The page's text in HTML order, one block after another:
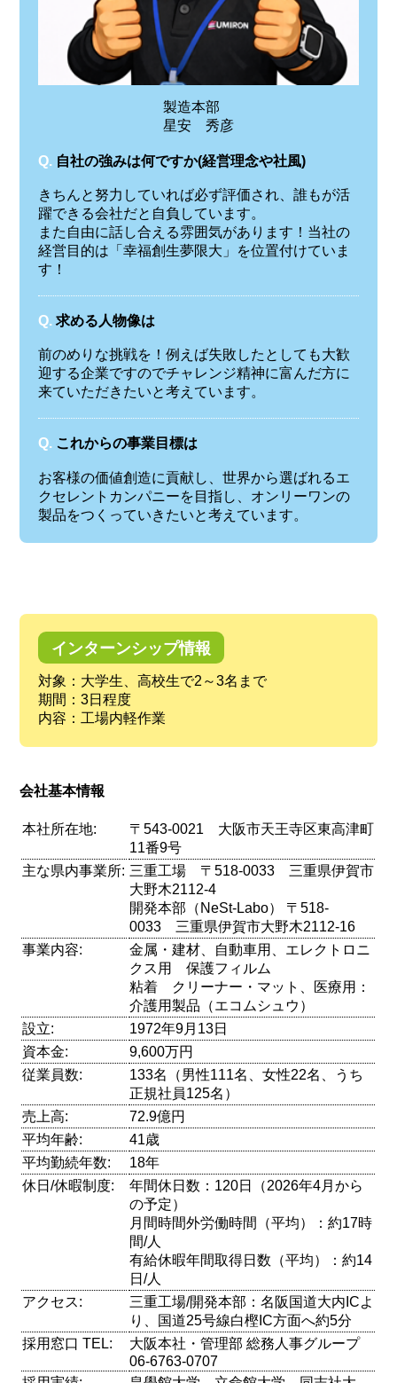
製造本部
星安 秀彦
Q. 自社の強みは何ですか(経営理念や社風)
きちんと努力していれば必ず評価され、誰もが活
躍できる会社だと自負しています。
また自由に話し合える雰囲気があります！当社の
経営目的は「幸福創生夢限大」を位置付けていま
す！
Q. 求める人物像は
前のめりな挑戦を！例えば失敗したとしても大歓
迎する企業ですのでチャレンジ精神に富んだ方に
来ていただきたいと考えています。
Q. これからの事業目標は
お客様の価値創造に貢献し、世界から選ばれるエ
クセレントカンパニーを目指し、オンリーワンの
製品をつくっていきたいと考えています。
インターンシップ情報
対象：大学生、高校生で2～3名まで
期間：3日程度
内容：工場内軽作業
会社基本情報
本社所在地:
〒543-0021 大阪市天王寺区東高津町
11番9号
主な県内事業所: 三重工場 〒518-0033 三重県伊賀市
大野木2112-4
開発本部（NeSt-Labo） 〒518-
0033 三重県伊賀市大野木2112-16
事業内容:
金属・建材、自動車用、エレクトロニ
クス用 保護フィルム
粘着 クリーナー・マット、医療用：
介護用製品（エコムシュウ）
設立:
1972年9月13日
資本金:
9,600万円
従業員数:
133名（男性111名、女性22名、うち
正規社員125名）
売上高:
72.9億円
平均年齢:
41歳
平均勤続年数:
18年
休日/休暇制度:
年間休日数：120日（2026年4月から
の予定）
月間時間外労働時間（平均）：約17時
間/人
有給休暇年間取得日数（平均）：約14
日/人
アクセス:
三重工場/開発本部：名阪国道大内ICよ
り、国道25号線白樫IC方面へ約5分
採用窓口 TEL:
大阪本社・管理部 総務人事グループ
06-6763-0707